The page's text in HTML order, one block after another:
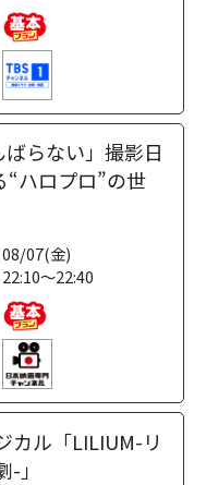
ばらない」撮影日
ハロプロ”の世
08/07(金)
22:10～22:40
カル「LILIUM-リ
」